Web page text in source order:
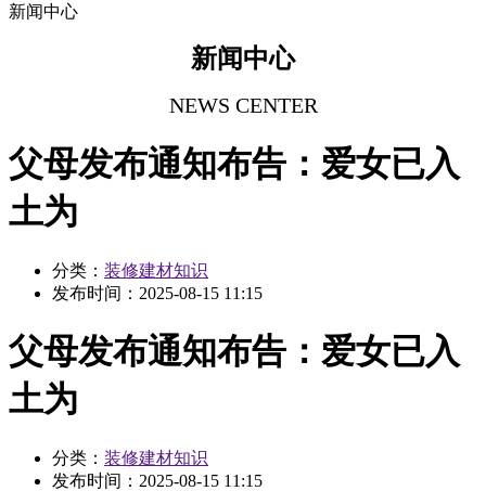
新闻中心
新闻中心
NEWS CENTER
父母发布通知布告：爱女已入
土为
分类： 装修建材知识
发布时间： 2025-08-15 11:15
父母发布通知布告：爱女已入
土为
分类： 装修建材知识
发布时间： 2025-08-15 11:15